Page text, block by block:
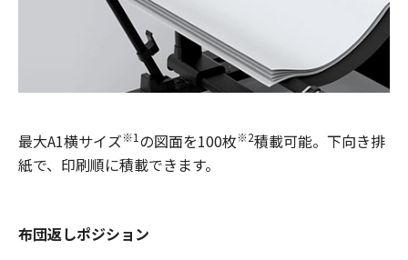
最大A1横サイズ※1 の図面を100枚※2積載可能。下向き排
紙で、印刷順に積載できます。
布団返しポジション